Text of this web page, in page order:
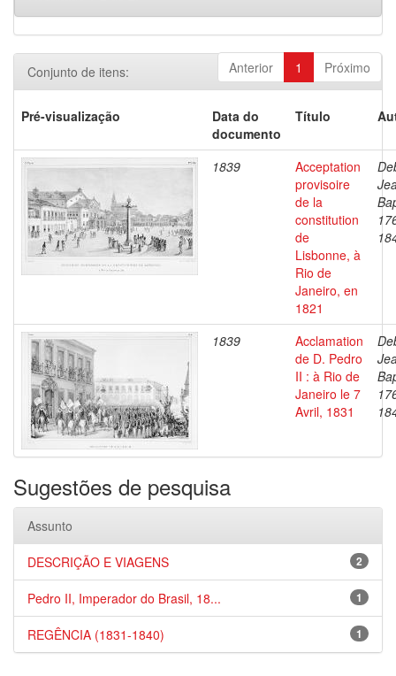
Anterior 1 Próximo
Conjunto de itens:
Pré-visualização
Data do
documento
Título
1839
Acceptation
provisoire
de la
constitution
de
Lisbonne, à
Rio de
Janeiro, en
1821
1839
Acclamation
de D. Pedro
II : à Rio de
Janeiro le 7
Avril, 1831
Sugestões de pesquisa
Assunto
2
DESCRIÇÃO E VIAGENS
1
Pedro II, Imperador do Brasil, 18...
1
REGÊNCIA (1831-1840)